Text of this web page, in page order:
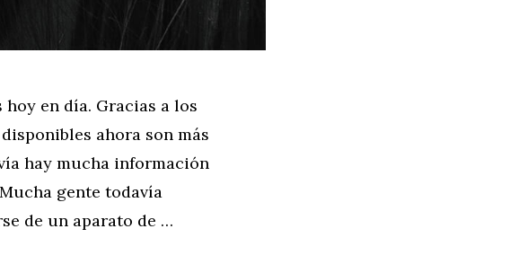
en día. Gracias a los
ahora son más
hay mucha información
gente todavía
de un aparato de …